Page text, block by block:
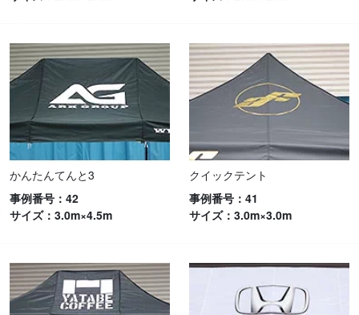
かんたんてんと3
事例番号：42
サイズ：3.0m×4.5m
クイックテント
事例番号：41
サイズ：3.0m×3.0m